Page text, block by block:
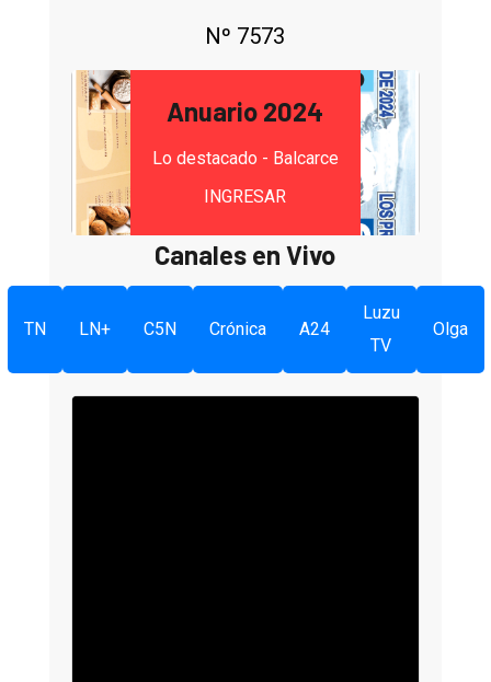
Nº 7573
Anuario 2024
Lo destacado - Balcarce
INGRESAR
Canales en Vivo
TN LN+ C5N Crónica A24
Luzu
TV
Olga